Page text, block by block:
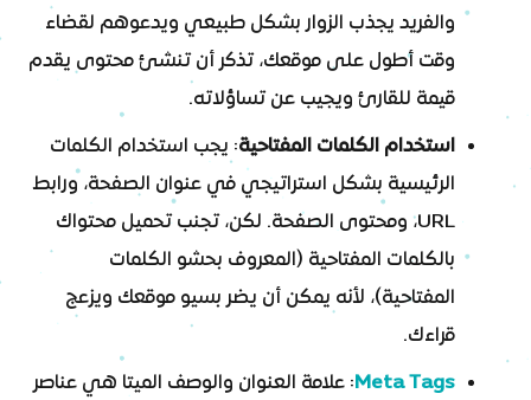
والفريد يجذب الزوار بشكل طبيعي ويدعوهم لقضاء
وقت أطول على موقعك، تذكر أن تنشئ محتوى يقدم
قيمة للقارئ ويجيب عن تساؤلاته.
استخدام الكلمات المفتاحية: يجب استخدام الكلمات
الرئيسية بشكل استراتيجي في عنوان الصفحة، ورابط
URL، ومحتوى الصفحة. لكن، تجنب تحميل محتواك
بالكلمات المفتاحية (المعروف بحشو الكلمات
المفتاحية)، لأنه يمكن أن يضر بسيو موقعك ويزعج
قراءك.
Meta Tags: علامة العنوان والوصف الميتا هي عناصر